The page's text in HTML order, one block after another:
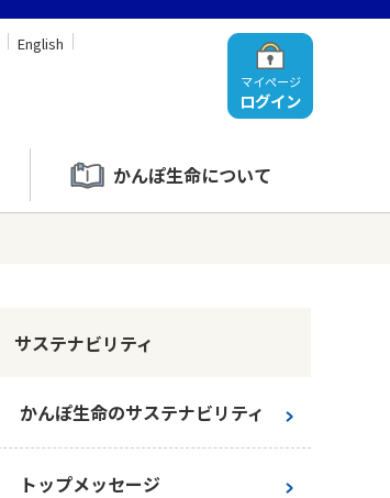
マイページ
ログイン
English
かんぽ生命について
サステナビリティ
かんぽ生命のサステナビリティ
トップメッセージ